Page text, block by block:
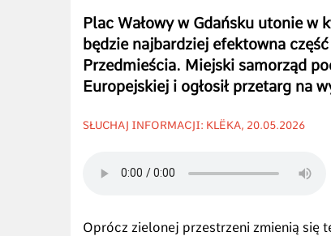
Plac Wałowy w Gdańsku utonie w
będzie najbardziej efektowna
Przedmieścia. Miejski samorząd
Europejskiej i ogłosił przetarg na
SŁUCHAJ INFORMACJI: KLËKA, 20.05.2026
Oprócz zielonej przestrzeni zmienią się